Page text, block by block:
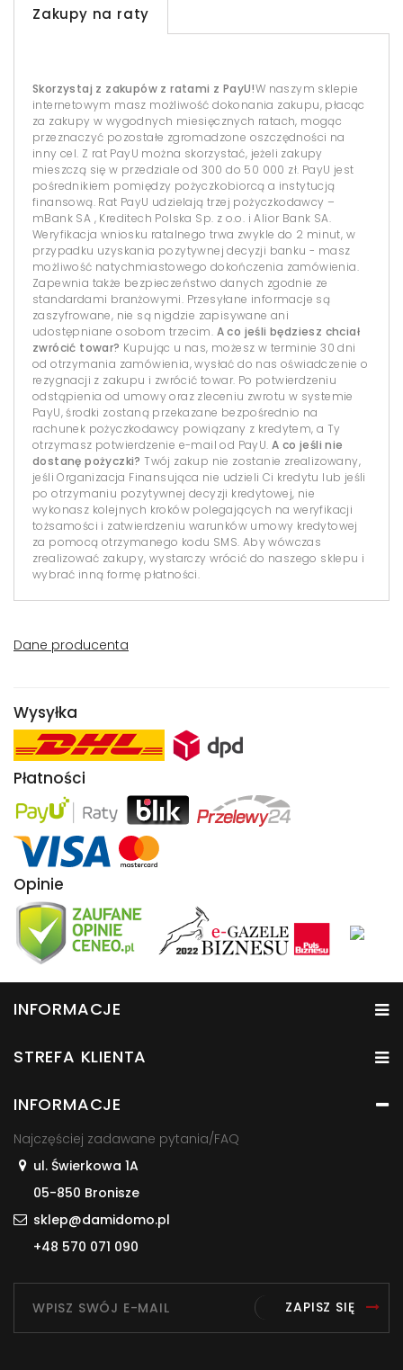
Zakupy na raty
Skorzystaj z zakupów z ratami z PayU!W naszym sklepie
internetowym masz możliwość dokonania zakupu, płacąc
za zakupy w wygodnych miesięcznych ratach, mogąc
przeznaczyć pozostałe zgromadzone oszczędności na
inny cel. Z rat PayU można skorzystać, jeżeli zakupy
mieszczą się w przedziale od 300 do 50 000 zł. PayU jest
pośrednikiem pomiędzy pożyczkobiorcą a instytucją
finansową. Rat PayU udzielają trzej pożyczkodawcy –
mBank SA , Kreditech Polska Sp. z o.o. i Alior Bank SA.
Weryfikacja wniosku ratalnego trwa zwykle do 2 minut, w
przypadku uzyskania pozytywnej decyzji banku - masz
możliwość natychmiastowego dokończenia zamówienia.
Zapewnia także bezpieczeństwo danych zgodnie ze
standardami branżowymi. Przesyłane informacje są
zaszyfrowane, nie są nigdzie zapisywane ani
udostępniane osobom trzecim. A co jeśli będziesz chciał
zwrócić towar? Kupując u nas, możesz w terminie 30 dni
od otrzymania zamówienia, wysłać do nas oświadczenie o
rezygnacji z zakupu i zwrócić towar. Po potwierdzeniu
odstąpienia od umowy oraz zleceniu zwrotu w systemie
PayU, środki zostaną przekazane bezpośrednio na
rachunek pożyczkodawcy powiązany z kredytem, a Ty
otrzymasz potwierdzenie e-mail od PayU. A co jeśli nie
dostanę pożyczki? Twój zakup nie zostanie zrealizowany,
jeśli Organizacja Finansująca nie udzieli Ci kredytu lub jeśli
po otrzymaniu pozytywnej decyzji kredytowej, nie
wykonasz kolejnych kroków polegających na weryfikacji
tożsamości i zatwierdzeniu warunków umowy kredytowej
za pomocą otrzymanego kodu SMS. Aby wówczas
zrealizować zakupy, wystarczy wrócić do naszego sklepu i
wybrać inną formę płatności.
Dane producenta
Wysyłka
Płatności
Opinie
INFORMACJE
STREFA KLIENTA
INFORMACJE
Najczęściej zadawane pytania/FAQ
ul. Świerkowa 1A
05-850 Bronisze
sklep@damidomo.pl
+48 570 071 090
ZAPISZ SIĘ